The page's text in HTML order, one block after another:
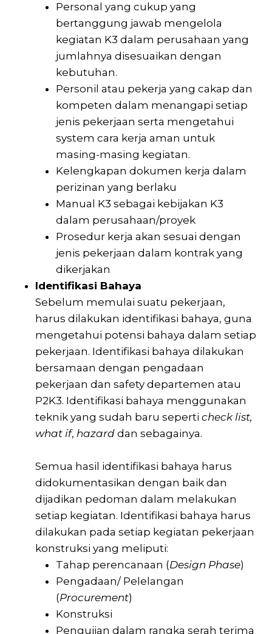
Personal yang cukup yang
bertanggung jawab mengelola
kegiatan K3 dalam perusahaan yang
jumlahnya disesuaikan dengan
kebutuhan.
Personil atau pekerja yang cakap dan
kompeten dalam menangapi setiap
jenis pekerjaan serta mengetahui
system cara kerja aman untuk
masing-masing kegiatan.
Kelengkapan dokumen kerja dalam
perizinan yang berlaku
Manual K3 sebagai kebijakan K3
dalam perusahaan/proyek
Prosedur kerja akan sesuai dengan
jenis pekerjaan dalam kontrak yang
dikerjakan
Identifikasi Bahaya
Sebelum memulai suatu pekerjaan,
harus dilakukan identifikasi bahaya, guna
mengetahui potensi bahaya dalam setiap
pekerjaan. Identifikasi bahaya dilakukan
bersamaan dengan pengadaan
pekerjaan dan safety departemen atau
P2K3. Identifikasi bahaya menggunakan
teknik yang sudah baru seperti check list,
what if, hazard dan sebagainya.
Semua hasil identifikasi bahaya harus
didokumentasikan dengan baik dan
dijadikan pedoman dalam melakukan
setiap kegiatan. Identifikasi bahaya harus
dilakukan pada setiap kegiatan pekerjaan
konstruksi yang meliputi:
Tahap perencanaan (Design Phase)
Pengadaan/ Pelelangan
(Procurement)
Konstruksi
Pengujian dalam rangka serah terima